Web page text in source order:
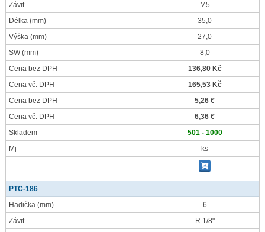
Závit
M5
Délka (mm)
35,0
Výška (mm)
27,0
SW(mm)
8,0
Cena bez DPH
136,80 Kč
Cena vč. DPH
165,53 Kč
Cena bez DPH
5,26 €
Cena vč. DPH
6,36 €
Skladem
501 - 1000
Mj
ks
PTC-186
Hadička (mm)
6
Závit
R 1/8"